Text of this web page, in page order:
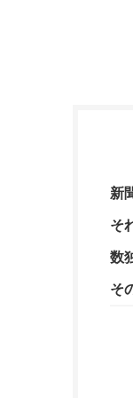
新
そ
数
そ